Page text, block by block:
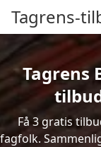
Tagrens-
Tagrens
Få 3 gratis
fagfolk.